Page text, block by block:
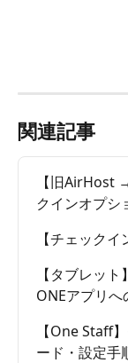
関連記事
【旧AirHost
クインオプシ
【チェック
【タブレッ
ONEアプリ
【One Staff
ード・設定手